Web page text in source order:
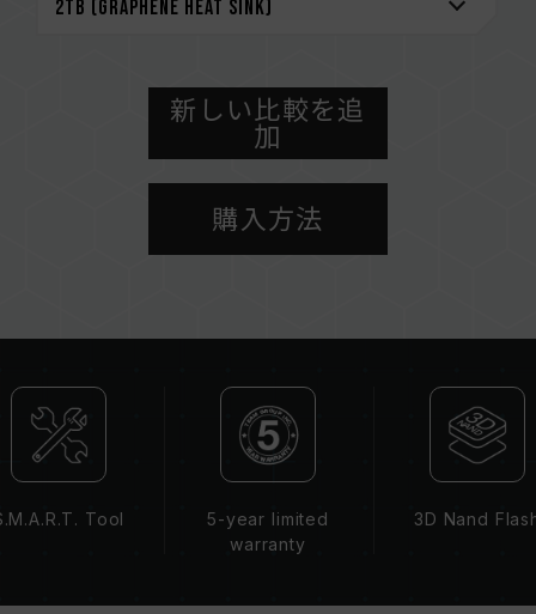
「S.M.A.R.T.」
アメリカ特許番号：US11051392B2
台湾特許番号：I703921
中国特許番号：CN 211019739 U
台湾特許番号：I751753
新しい比較を追
加
購入方法
Tool
5-year limited
warranty
3D Nand